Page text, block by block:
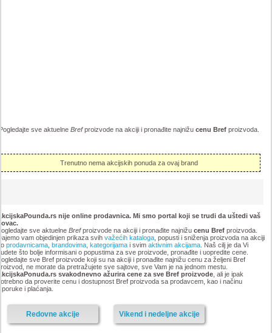
sve aktuelneBrefproizvode na akciji i pronađite najnižucenu Bref proizvoda.
Trenutno nema akcijskih ponuda za ovaj brand
nije online prodavnica. Mi smo portal koji se trudi da uštedi vaš
sve aktuelne Brefproizvode na akciji i pronađite najnižu cenu Brefproizvoda.
vam objedinjen prikaza svih važećih kataloga, popusti i sniženja proizvoda na akciji
prodavnicama, brandovima, kategorijamai svim aktivnim akcijama. Naš cilj je da Vi
što bolje informisani o popustima za sve proizvode, pronađite i uopredite cene.
sve Bref proizvode koji su na akciji i pronađite najnižu cenu za željeni Bref
ne morate da pretražujete sve sajtove, sve Vam je na jednom mestu.
svakodnevno ažurira cene za sve Bref proizvode, ali je ipak
da proverite cenu i dostupnost Bref proizvoda sa prodavcem, kao i načinu
i plaćanja.
Vikend i nedeljne akcije
Redovne akcije